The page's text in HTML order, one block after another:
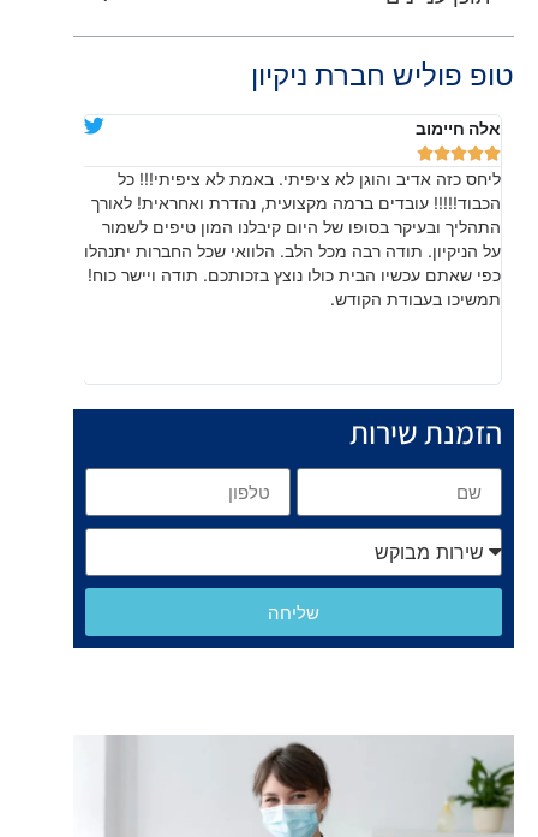
טופ פוליש חברת ניקיון
אלה חיימוב





ליחס כזה אדיב והוגן לא ציפיתי. באמת לא ציפיתי!!! כל
הכבוד!!!!! עובדים ברמה מקצועית, נהדרת ואחראית! לאורך
התהליך ובעיקר בסופו של היום קיבלנו המון טיפים לשמור
על הניקיון. תודה רבה מכל הלב. הלוואי שכל החברות יתנהלו
כפי שאתם עכשיו הבית כולו נוצץ בזכותכם. תודה ויישר כוח!
תמשיכו בעבודת הקודש.
הזמנת שירות
שליחה